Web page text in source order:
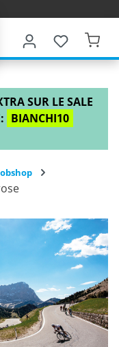
SUR LE SALE
BIANCHI10